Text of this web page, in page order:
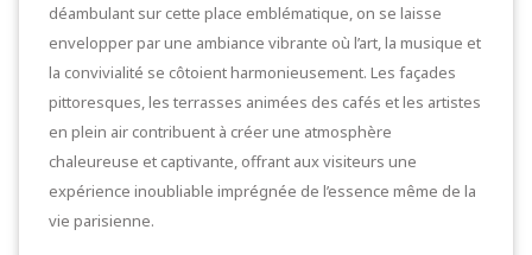
déambulant sur cette place emblématique, on se laisse
envelopper par une ambiance vibrante où l’art, la musique et
la convivialité se côtoient harmonieusement. Les façades
pittoresques, les terrasses animées des cafés et les artistes
en plein air contribuent à créer une atmosphère
chaleureuse et captivante, offrant aux visiteurs une
expérience inoubliable imprégnée de l’essence même de la
vie parisienne.